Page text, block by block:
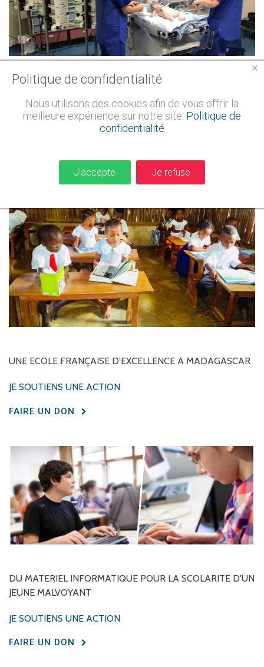
NOUVEAU
LENVAL
JE SOUTIENS UNE ACTION
UNE ECOLE FRANÇAISE D'EXCELLENCE A MADAGASCAR
JE SOUTIENS UNE ACTION
FAIRE UN DON
DU MATERIEL INFORMATIQUE POUR LA SCOLARITE D'UN
JEUNE MALVOYANT
JE SOUTIENS UNE ACTION
FAIRE UN DON
×
Politique de confidentialité
Nous utilisons des cookies afin de vous offrir la
meilleure expérience sur notre site. Politique de
confidentialité
J'accepte Je refuse